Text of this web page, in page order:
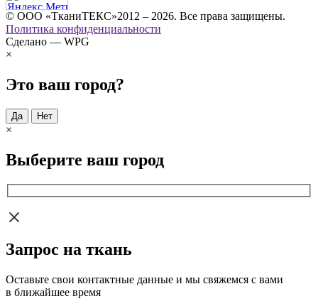
© ООО «ТканиТЕКС»2012 – 2026. Все права защищены.
Политика конфиденциальности
Сделано — WPG
×
Это ваш город?
Да Нет
×
Выберите ваш город
Запрос на ткань
Оставьте свои контактные данные и мы свяжемся с вами
в ближайшее время